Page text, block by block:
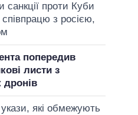
проти Куби
співпрацю з росією,
попередив
листи з
дронів
які обмежують